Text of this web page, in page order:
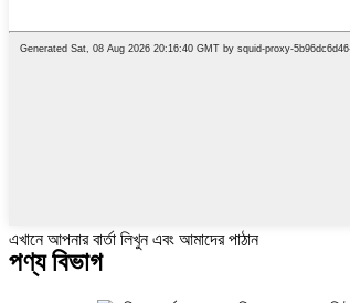
এখানে আপনার বার্তা লিখুন এবং আমাদের পাঠান
পণ্য বিভাগ